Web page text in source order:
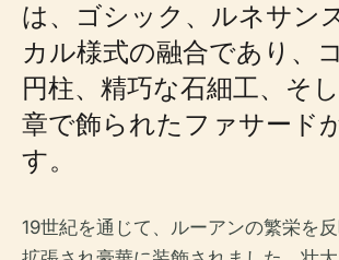
は、ゴシック、ルネサン
カル様式の融合であり、
円柱、精巧な石細工、そ
章で飾られたファサード
す。
19世紀を通じて、ルーアンの繁栄を